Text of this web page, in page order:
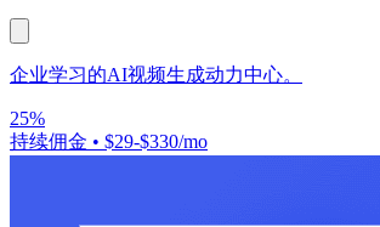
企业学习的AI视频生成动力中心。
25%
持续佣金 • $29-$330/mo